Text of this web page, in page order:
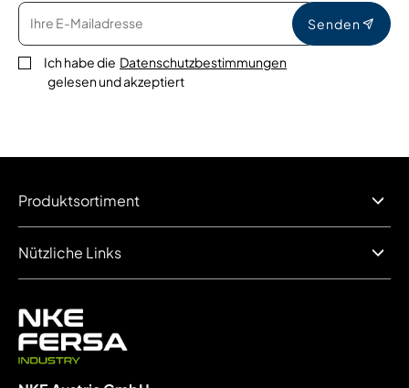
Senden
Ich habe die Datenschutzbestimmungen
gelesen und akzeptiert
Produktsortiment
Nützliche Links